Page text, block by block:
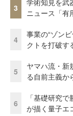
3
学術知見を武
ニュース「有
4
事業の“ゾン
クトを打破す
5
ヤマハ流・新
る自前主義か
6
「基礎研究
が描く量子エ